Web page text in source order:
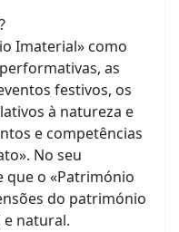
Imaterial» como
as
festivos, os
à natureza e
e competências
No seu
que o «Património
do património
natural.